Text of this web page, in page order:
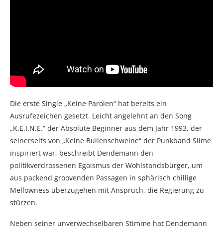
Die erste Single „Keine Parolen“ hat bereits ein
Ausrufezeichen gesetzt. Leicht angelehnt an den Song
„K.E.I.N.E.“ der Absolute Beginner aus dem Jahr 1993, der
seinerseits von „Keine Bullenschweine“ der Punkband Slime
inspiriert war, beschreibt Dendemann den
politikverdrossenen Egoismus der Wohlstandsbürger, um
aus packend groovenden Passagen in sphärisch chillige
Mellowness überzugehen mit Anspruch, die Regierung zu
stürzen.
Neben seiner unverwechselbaren Stimme hat Dendemann